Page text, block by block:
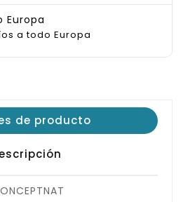
Europa
a todo Europa
de producto